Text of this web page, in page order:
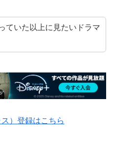
ていた以上に見たいドラマ
）登録はこちら